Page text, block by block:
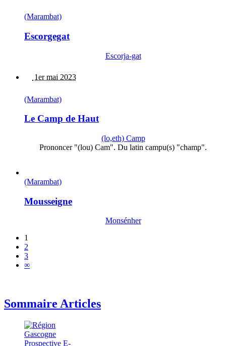
(Marambat)
Escorgegat
Escorja-gat
1er mai 2023
(Marambat)
Le Camp de Haut
(lo,eth) Camp
Prononcer "(lou) Cam". Du latin campu(s) "champ".
(Marambat)
Mousseigne
Monsénher
1
2
3
∞
Sommaire Articles